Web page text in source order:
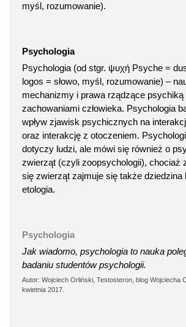
myśl, rozumowanie).
Psychologia
Psychologia (od stgr. ψυχή Psyche =
logos = słowo, myśl, rozumowanie) –
mechanizmy i prawa rządzące psychiką
zachowaniami człowieka. Psychologia
wpływ zjawisk psychicznych na
oraz interakcję z otoczeniem.
dotyczy ludzi, ale mówi się również o
zwierząt (czyli zoopsychologii), chociaż
się zwierząt zajmuje się także dziedzina
etologia.
Psychologia
Jak wiadomo, psychologia to nauka
badaniu studentów psychologii.
Autor: Wojciech Orliński, Testosteron, blog Wojciecha
kwietnia 2017.